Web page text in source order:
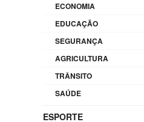
ECONOMIA
EDUCAÇÃO
SEGURANÇA
AGRICULTURA
TRÂNSITO
SAÚDE
ESPORTE